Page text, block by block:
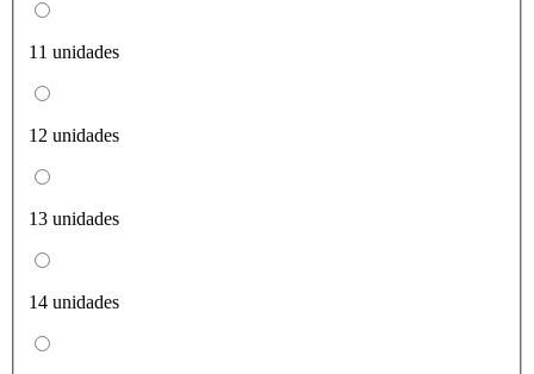
11 unidades
12 unidades
13 unidades
14 unidades